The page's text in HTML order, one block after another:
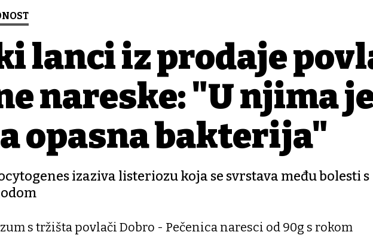
lanci iz prodaje
nareske: "U njima
opasna bakterija"
izaziva listeriozu koja se svrstava među bolesti s
s tržišta povlači Dobro - Pečenica naresci od 90g s rokom